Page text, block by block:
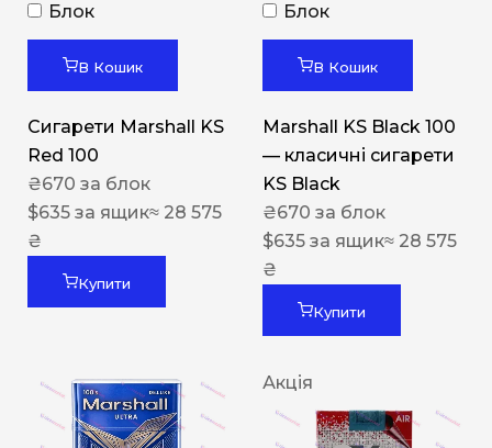
Блок
В Кошик
Сигарети Marshall KS
Red 100
₴670 за блок
$635 за ящик≈ 28 575
₴
Купити
Блок
В Кошик
Marshall KS Black 100
— класичні сигарети
KS Black
₴670 за блок
$635 за ящик≈ 28 575
₴
Купити
Акція